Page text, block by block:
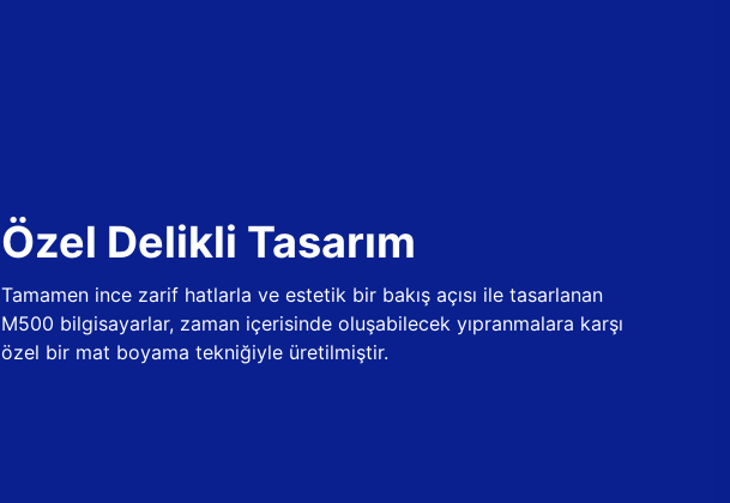
Özel Delikli Tasarım
Tamamen ince zarif hatlarla ve estetik bir bakış açısı ile tasarlanan
M500 bilgisayarlar, zaman içerisinde oluşabilecek yıpranmalara karşı
özel bir mat boyama tekniğiyle üretilmiştir.